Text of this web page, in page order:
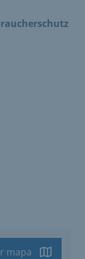
mapa